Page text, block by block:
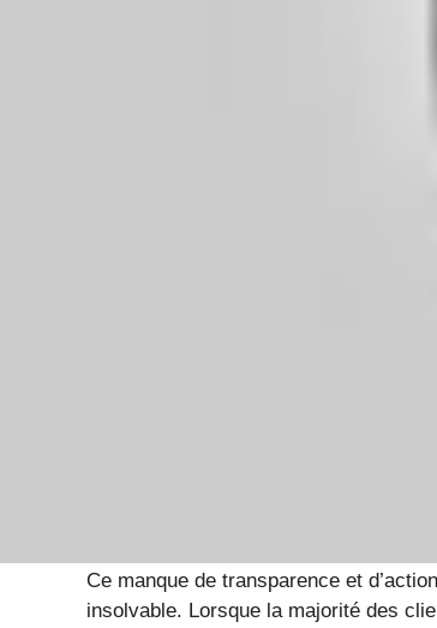
Souvent, les clients sont informés en
Ce manque de transparence et
insolvable. Lorsque la majorité des